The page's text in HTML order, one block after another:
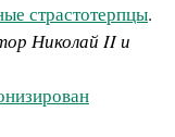
страстотерпцы.
Николай II и